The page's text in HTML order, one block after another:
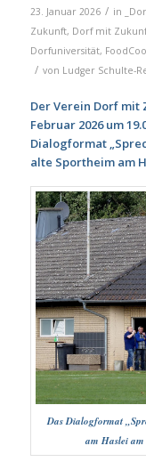
23. Januar 2026 / in
Zukunft, Dorf mit
Dorfuniversität,
/ von Ludger Schulte-
Der Verein Dorf mit
Februar 2026 um
Dialogformat
alte Sportheim am
Das Dialogformat
am Haslei